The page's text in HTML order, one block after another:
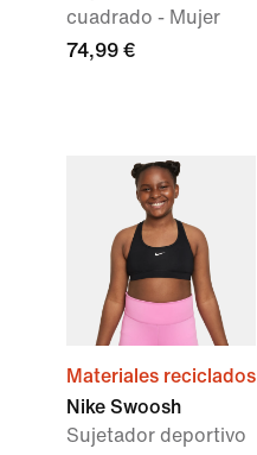
cuadrado - Mujer
74,99 €
Materiales reciclados
Nike Swoosh
Sujetador deportivo